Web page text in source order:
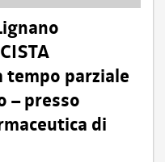
tempo parziale
– presso
di